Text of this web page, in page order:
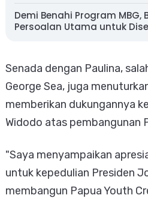
Demi Benahi Program MBG,
Persoalan Utama untuk
Senada dengan Paulina,
George Sea, juga
memberikan dukungannya
Widodo atas pembangunan
"Saya menyampaikan
untuk kepedulian Presiden
membangun Papua Youth